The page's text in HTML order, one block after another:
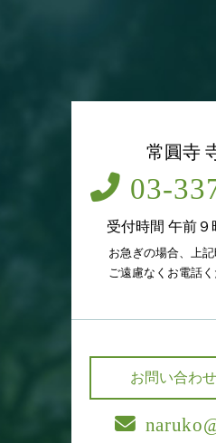
常圓寺
03-
受付時間 午前
お急ぎの場合、上
ご遠慮なくお電話く
お問い合わ